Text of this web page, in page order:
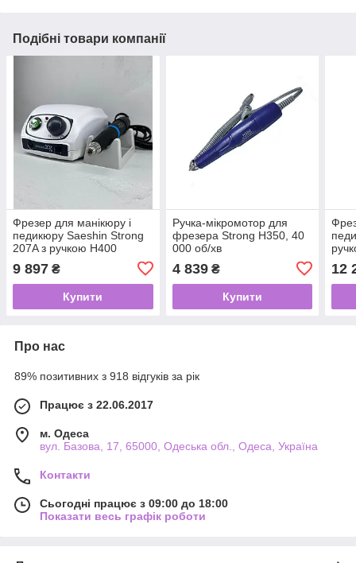
Подібні товари компанії
Фрезер для манікюру і
педикюру Saeshin Strong
207A з ручкою H400
9 897 ₴
Купити
Ручка-мікромотор для
фрезера Strong H350, 40
000 об/хв
4 839₴
Купити
12
Про нас
89% позитивних з 918 відгуків за рік
Працює з 22.06.2017
м. Одеса
вул. Базова, 17, 65000, Одеська обл., Одеса, Україна
Контакти
Сьогодні працює з 09:00 до 18:00
Показати весь графік роботи